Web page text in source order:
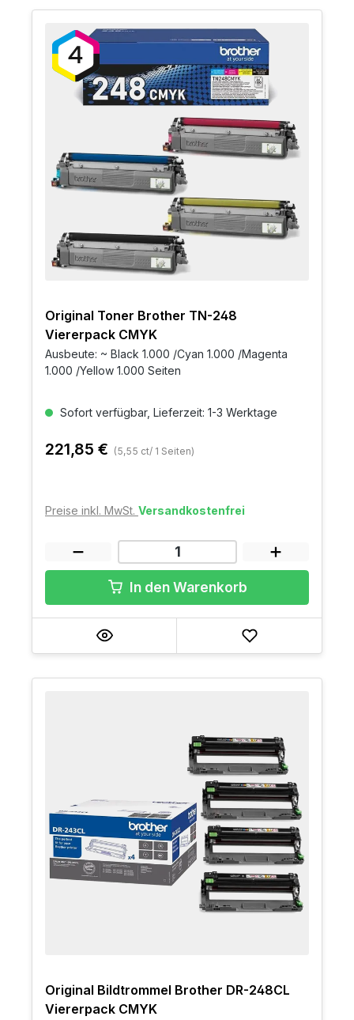
Original Toner Brother TN-248
Viererpack CMYK
Ausbeute: ~ Black 1.000 /Cyan 1.000 /Magenta
1.000 /Yellow 1.000 Seiten
Sofort verfügbar, Lieferzeit: 1-3 Werktage
221,85 € (5,55 ct/ 1 Seiten)
Preise inkl. MwSt. Versandkostenfrei
In den Warenkorb
Original Bildtrommel Brother DR-248CL
Viererpack CMYK